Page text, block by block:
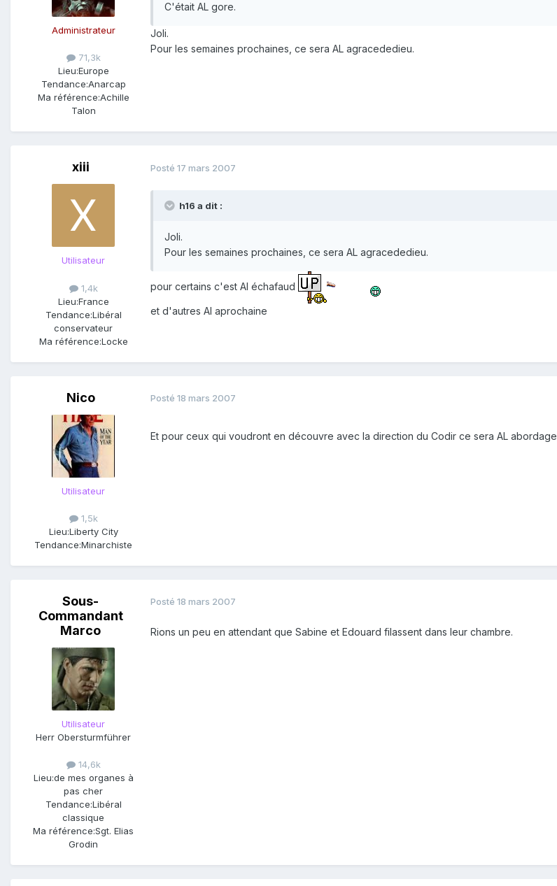
Administrateur
71,3k
Lieu:Europe
Tendance:Anarcap
Ma référence:Achille
Talon
C'était AL gore.
Joli.
Pour les semaines prochaines, ce sera AL agracededieu.
xiii
Utilisateur
1,4k
Lieu:France
Tendance:Libéral
conservateur
Ma référence:Locke
Posté 17 mars 2007
h16 a dit :
Joli.
Pour les semaines prochaines, ce sera AL agracededieu.
pour certains c'est Al échafaud
et d'autres Al aprochaine
Nico
Utilisateur
1,5k
Lieu:Liberty City
Tendance:Minarchiste
Posté 18 mars 2007
Et pour ceux qui voudront en découvre avec la direction du Codir ce sera AL abordage
Sous-
Commandant
Marco
Utilisateur
Herr Obersturmführer
14,6k
Lieu:de mes organes à
pas cher
Tendance:Libéral
classique
Ma référence:Sgt. Elias
Grodin
Posté 18 mars 2007
Rions un peu en attendant que Sabine et Edouard filassent dans leur chambre.